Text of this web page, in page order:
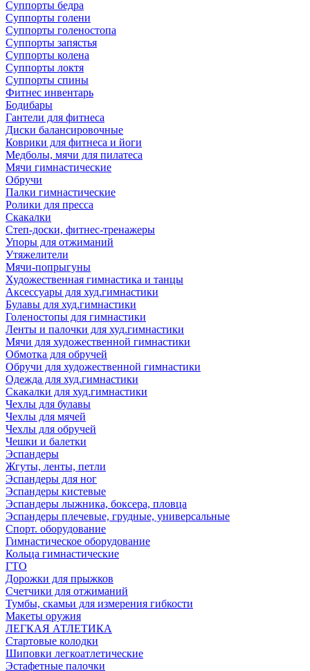
Суппорты бедра
Суппорты голени
Суппорты голеностопа
Суппорты запястья
Суппорты колена
Суппорты локтя
Суппорты спины
Фитнес инвентарь
Бодибары
Гантели для фитнеса
Диски балансировочные
Коврики для фитнеса и йоги
Медболы, мячи для пилатеса
Мячи гимнастические
Обручи
Палки гимнастические
Ролики для пресса
Скакалки
Степ-доски, фитнес-тренажеры
Упоры для отжиманий
Утяжелители
Мячи-попрыгуны
Художественная гимнастика и танцы
Аксессуары для худ.гимнастики
Булавы для худ.гимнастики
Голеностопы для гимнастики
Ленты и палочки для худ.гимнастики
Мячи для художественной гимнастики
Обмотка для обручей
Обручи для художественной гимнастики
Одежда для худ.гимнастики
Скакалки для худ.гимнастики
Чехлы для булавы
Чехлы для мячей
Чехлы для обручей
Чешки и балетки
Эспандеры
Жгуты, ленты, петли
Эспандеры для ног
Эспандеры кистевые
Эспандеры лыжника, боксера, пловца
Эспандеры плечевые, грудные, универсальные
Спорт. оборудование
Гимнастическое оборудование
Кольца гимнастические
ГТО
Дорожки для прыжков
Счетчики для отжиманий
Тумбы, скамьи для измерения гибкости
Макеты оружия
ЛЕГКАЯ АТЛЕТИКА
Стартовые колодки
Шиповки легкоатлетические
Эстафетные палочки